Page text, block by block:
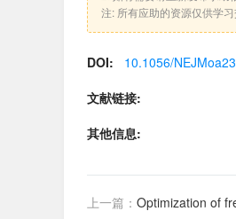
注: 所有应助的资源仅供学
DOI:
10.1056/
文献链接:
其他信息:
上一篇： Optimization of